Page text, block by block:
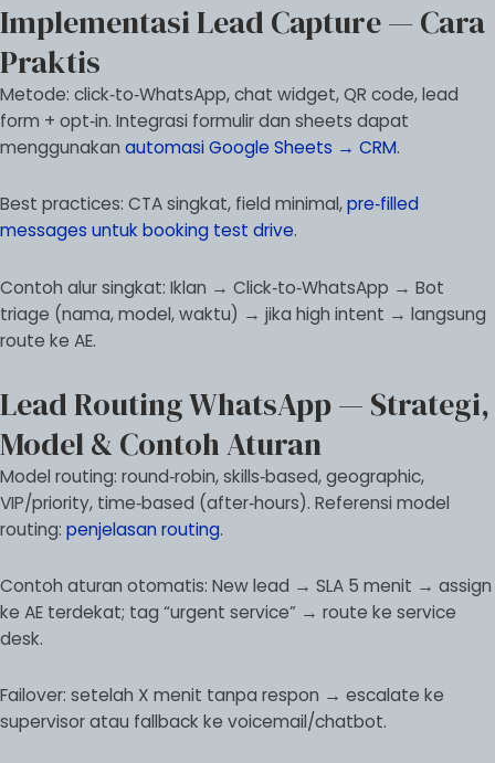
Implementasi Lead Capture — Cara
Praktis
Metode: click‑to‑WhatsApp, chat widget, QR code, lead
form + opt‑in. Integrasi formulir dan sheets dapat
menggunakan automasi Google Sheets → CRM.
Best practices: CTA singkat, field minimal,pre‑filled
messages untuk booking test drive.
Contoh alur singkat: Iklan → Click‑to‑WhatsApp → Bot
triage (nama, model, waktu) → jika high intent → langsung
route ke AE.
Lead Routing WhatsApp — Strategi,
Model & Contoh Aturan
Model routing: round‑robin, skills‑based, geographic,
VIP/priority, time‑based (after‑hours). Referensi model
routing: penjelasan routing.
Contoh aturan otomatis: New lead → SLA 5 menit → assign
ke AE terdekat; tag “urgent service” → route ke service
desk.
Failover: setelah X menit tanpa respon → escalate ke
supervisor atau fallback ke voicemail/chatbot.